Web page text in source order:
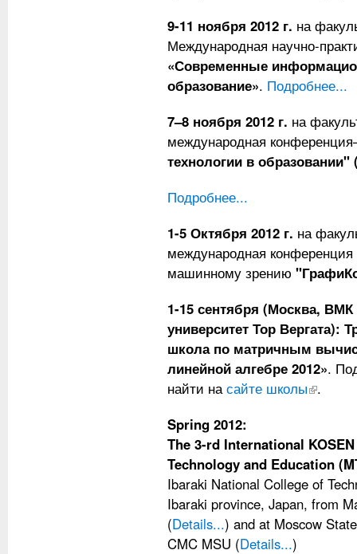
9-11 ноября 2012 г. на
Международная научно-
«Современные
образование». Подробнее...
7–8 ноября 2012 г. на
международная
технологии в образовании"
Подробнее...
1-5 Октября 2012 г. на
международная
машинному зрению
1-15 сентября (Москва,
университет Тор Вергата):
школа по матричным
линейной алгебре 2012».
найти насайте школы(внешняя
.
Spring 2012:
The 3-rd International
Technology and Education
Ibaraki National College of
Ibaraki province, Japan, from
(Details...) and at Moscow
CMC MSU (Details...)